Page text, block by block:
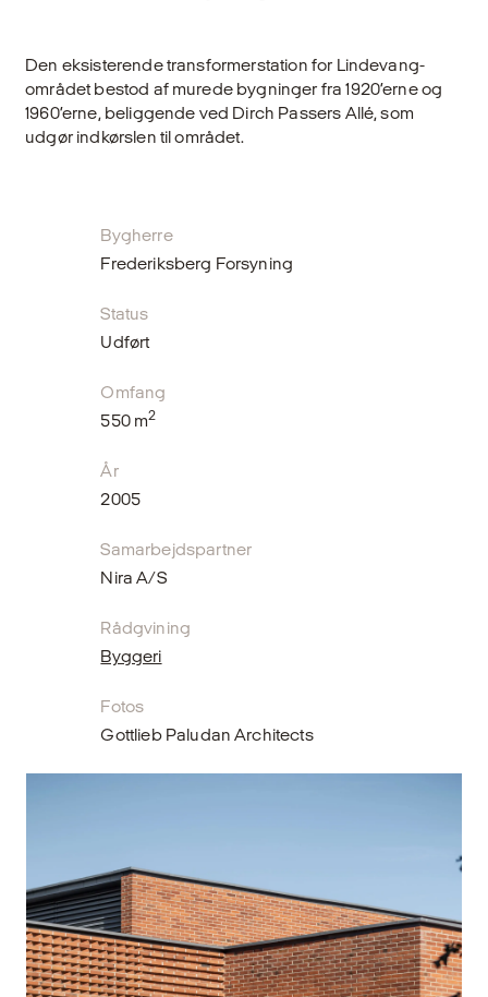
Den eksisterende transformerstation for Lindevang-
området bestod af murede bygninger fra 1920’erne og
1960’erne, beliggende ved Dirch Passers Allé, som
udgør indkørslen til området.
Bygherre
Frederiksberg Forsyning
Status
Udført
Omfang
550 m2
År
2005
Samarbejdspartner
Nira A/S
Rådgvining
Byggeri
Fotos
Gottlieb Paludan Architects